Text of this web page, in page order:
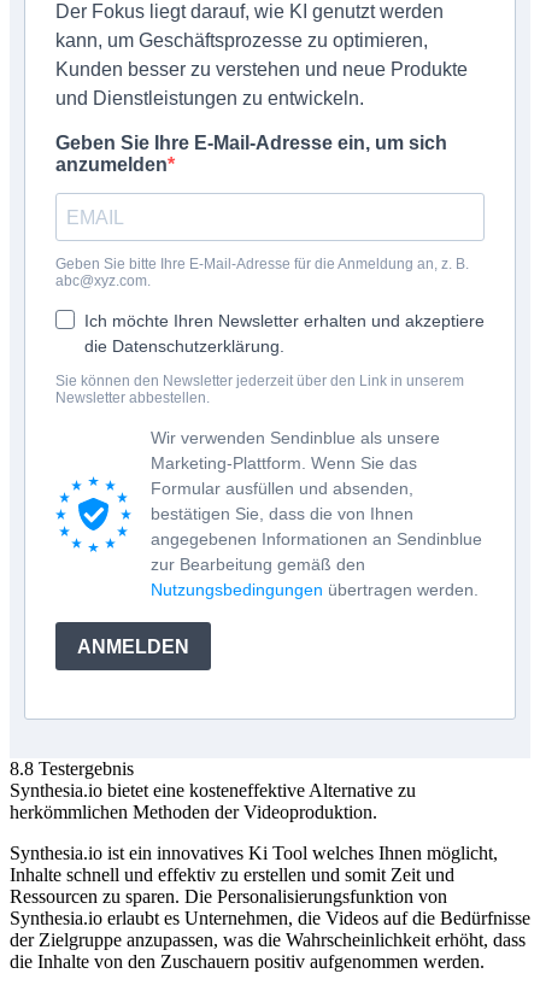
Der Fokus liegt darauf, wie KI genutzt werden
kann, um Geschäftsprozesse zu optimieren,
Kunden besser zu verstehen und neue Produkte
und Dienstleistungen zu entwickeln.
Geben Sie Ihre E-Mail-Adresse ein, um sich
anzumelden
Geben Sie bitte Ihre E-Mail-Adresse für die Anmeldung an, z. B.
abc@xyz.com.
Ich möchte Ihren Newsletter erhalten und akzeptiere
die Datenschutzerklärung.
Sie können den Newsletter jederzeit über den Link in unserem
Newsletter abbestellen.
Wir verwenden Sendinblue als unsere
Marketing-Plattform. Wenn Sie das
Formular ausfüllen und absenden,
bestätigen Sie, dass die von Ihnen
angegebenen Informationen an Sendinblue
zur Bearbeitung gemäß den
Nutzungsbedingungen übertragen werden.
ANMELDEN
8.8 Testergebnis
Synthesia.io bietet eine kosteneffektive Alternative zu
herkömmlichen Methoden der Videoproduktion.
Synthesia.io ist ein innovatives Ki Tool welches Ihnen möglicht,
Inhalte schnell und effektiv zu erstellen und somit Zeit und
Ressourcen zu sparen. Die Personalisierungsfunktion von
Synthesia.io erlaubt es Unternehmen, die Videos auf die Bedürfnisse
der Zielgruppe anzupassen, was die Wahrscheinlichkeit erhöht, dass
die Inhalte von den Zuschauern positiv aufgenommen werden.